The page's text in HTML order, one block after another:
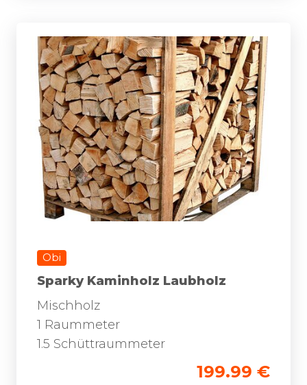
Obi
Sparky Kaminholz Laubholz
Mischholz
1 Raummeter
1.5 Schüttraummeter
199.99 €